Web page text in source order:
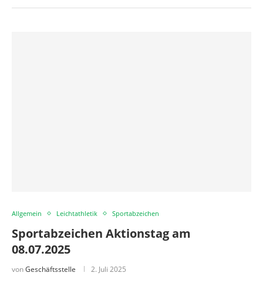
Allgemein Leichtathletik Sportabzeichen
Sportabzeichen Aktionstag am
08.07.2025
vonGeschäftsstelle 2. Juli 2025